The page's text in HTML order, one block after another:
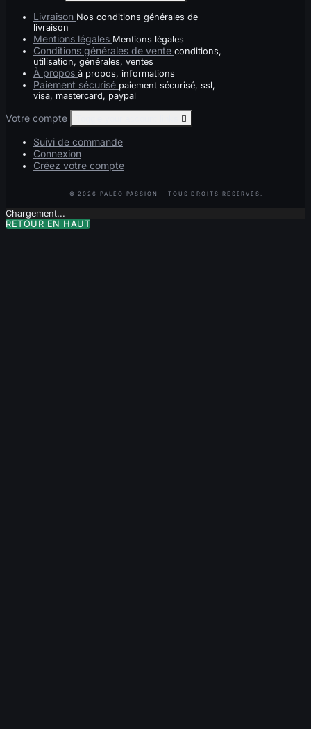
Livraison Nos conditions générales de
livraison
Mentions légales Mentions légales
Conditions générales de vente conditions,
utilisation, générales, ventes
À propos à propos, informations
Paiement sécurisé paiement sécurisé, ssl,
visa, mastercard, paypal
Votre compte 
Suivi de commande
Connexion
Créez votre compte
Chargement...
RETOUR EN HAUT